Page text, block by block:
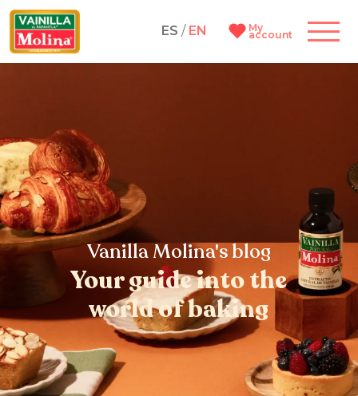
ES / EN My
account
Vanilla Molina's blog
Your guide into the
world of baking